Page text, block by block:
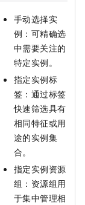
手动选择实
例：可精确选
中需要关注的
特定实例。
指定实例标
签：通过标签
快速筛选具有
相同特征或用
途的实例集
合。
指定实例资源
组：资源组用
于集中管理相